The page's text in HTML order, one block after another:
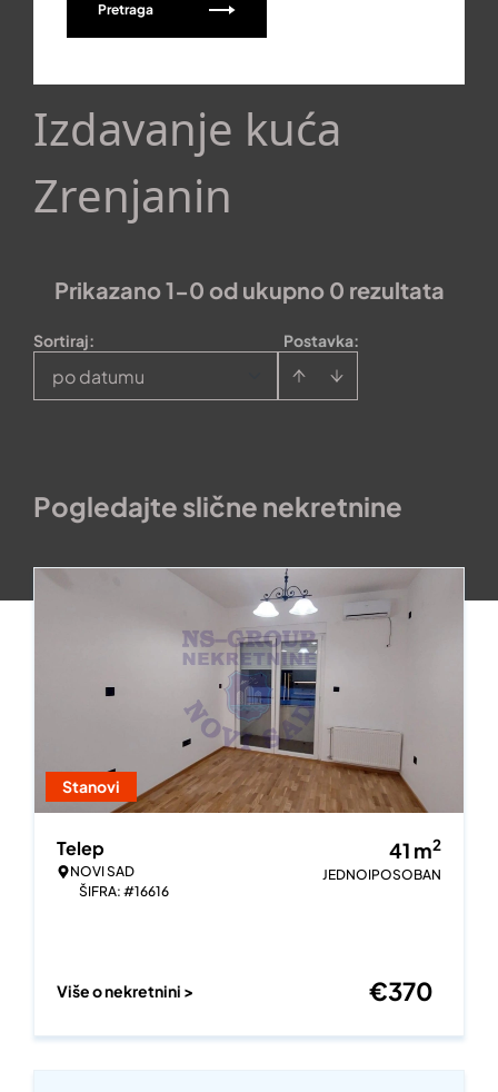
Pretraga
Izdavanje kuća
Zrenjanin
Prikazano 1-0 od ukupno 0 rezultata
Postavka:
Sortiraj:
po datumu
Pogledajte slične nekretnine
Stanovi
Telep
NOVI SAD
ŠIFRA: #16616
41 m2
JEDNOIPOSOBAN
Više o nekretnini > €370